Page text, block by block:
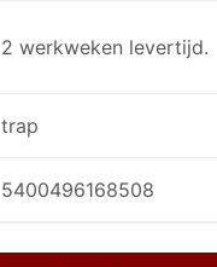
2 werkweken levertijd.
trap
5400496168508